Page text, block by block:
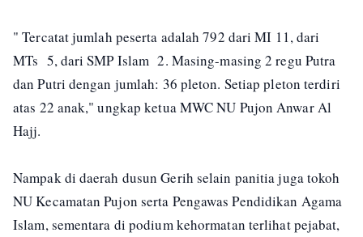
" Tercatat jumlah peserta adalah 792 dari MI 11, dari
MTs 5, dari SMP Islam 2. Masing-masing 2 regu Putra
dan Putri dengan jumlah: 36 pleton. Setiap pleton terdiri
atas 22 anak," ungkap ketua MWC NU Pujon Anwar Al
Hajj.
Nampak di daerah dusun Gerih selain panitia juga tokoh
NU Kecamatan Pujon serta Pengawas Pendidikan Agama
Islam, sementara di podium kehormatan terlihat pejabat,